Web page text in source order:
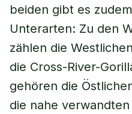
beiden gibt es
Unterarten: Zu den
zählen die
die Cross-River-
gehören die
die nahe